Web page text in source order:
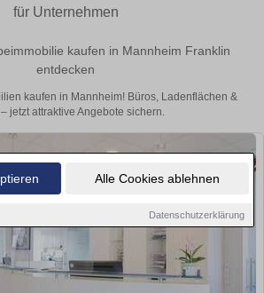
Alle Cookies ablehnen
Datenschutzerklärung
für Unternehmen
kaufen in Mannheim Franklin
entdecken
kaufen in Mannheim! Büros, Ladenflächen &
jetzt attraktive Angebote sichern.